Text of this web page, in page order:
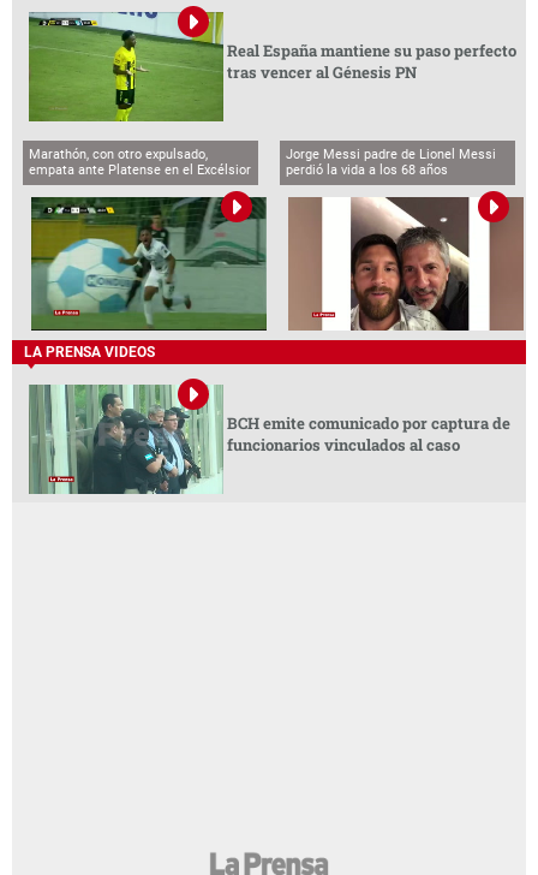
Real España mantiene su paso perfecto
tras vencer al Génesis PN
Marathón, con otro expulsado,
empata ante Platense en el Excélsior
Jorge Messi padre de Lionel Messi
perdió la vida a los 68 años
LA PRENSA VIDEOS
BCH emite comunicado por captura de
funcionarios vinculados al caso